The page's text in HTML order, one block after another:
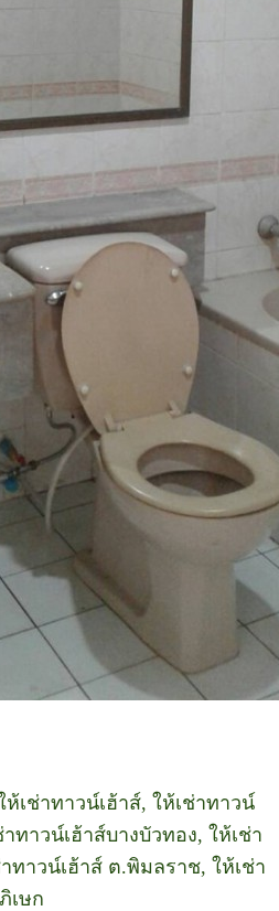
เช่าทาวน์เฮ้าส์, ให้เช่าทาวน์
ทาวน์เฮ้าส์บางบัวทอง, ให้เช่า
ทาวน์เฮ้าส์ ต.พิมลราช, ให้เช่า
เษก